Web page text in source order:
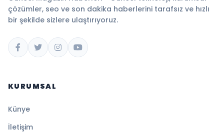
çözümler, seo ve son dakika haberlerini tarafsız ve hızlı
bir şekilde sizlere ulaştırıyoruz.
KURUMSAL
Künye
İletişim